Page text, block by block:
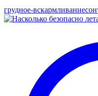
грудное-вскармливаниесон